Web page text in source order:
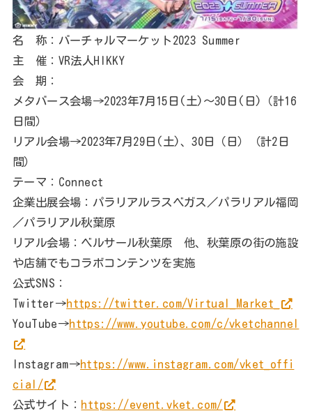
名 称：バーチャルマーケット2023 Summer
主 催：VR法人HIKKY
会 期：
メタバース会場→2023年7月15日(土)～30日(日)（計16
日間）
リアル会場→2023年7月29日(土)、30日（日）（計2日
間）
テーマ：Connect
企業出展会場：パラリアルラスベガス／パラリアル福岡
／パラリアル秋葉原
リアル会場：ベルサール秋葉原 他、秋葉原の街の施設
や店舗でもコラボコンテンツを実施
公式SNS：
Twitter→https://twitter.com/Virtual_Market_
YouTube→https://www.youtube.com/c/vketchannel
Instagram→https://www.instagram.com/vket_offi
cial/
公式サイト： https://event.vket.com/